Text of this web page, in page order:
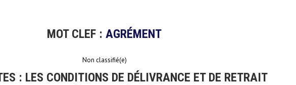
MOT CLEF :AGRÉMENT
Non classifié(e)
: LES CONDITIONS DE DÉLIVRANCE ET DE RETRAIT